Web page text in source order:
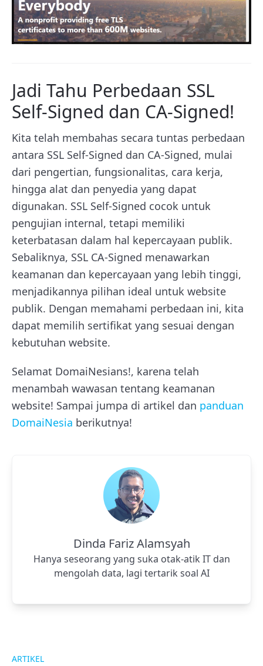
Jadi Tahu Perbedaan SSL
Self-Signed dan CA-Signed!
Kita telah membahas secara tuntas perbedaan
antara SSL Self-Signed dan CA-Signed, mulai
dari pengertian, fungsionalitas, cara kerja,
hingga alat dan penyedia yang dapat
digunakan. SSL Self-Signed cocok untuk
pengujian internal, tetapi memiliki
keterbatasan dalam hal kepercayaan publik.
Sebaliknya, SSL CA-Signed menawarkan
keamanan dan kepercayaan yang lebih tinggi,
menjadikannya pilihan ideal untuk website
publik. Dengan memahami perbedaan ini, kita
dapat memilih sertifikat yang sesuai dengan
kebutuhan website.
Selamat DomaiNesians!, karena telah
menambah wawasan tentang keamanan
website! Sampai jumpa di artikel dan panduan
DomaiNesia berikutnya!
Dinda Fariz Alamsyah
Hanya seseorang yang suka otak-atik IT dan
mengolah data, lagi tertarik soal AI
ARTIKEL